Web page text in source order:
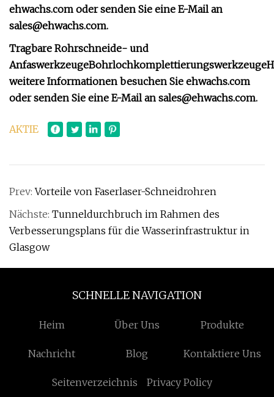
ehwachs.com oder senden Sie eine E-Mail an
sales@ehwachs.com.
Tragbare Rohrschneide- und
AnfaswerkzeugeBohrlochkomplettierungswerkzeuge
weitere Informationen besuchen Sie ehwachs.com
oder senden Sie eine E-Mail an sales@ehwachs.com.
AKTIE
Prev:Vorteile von Faserlaser-Schneidrohren
Nächste: Tunneldurchbruch im Rahmen des
Verbesserungsplans für die Wasserinfrastruktur in
Glasgow
SCHNELLE NAVIGATION
Heim Über Uns Produkte
Nachricht Blog Kontaktiere Uns
Seitenverzeichnis Privacy Policy